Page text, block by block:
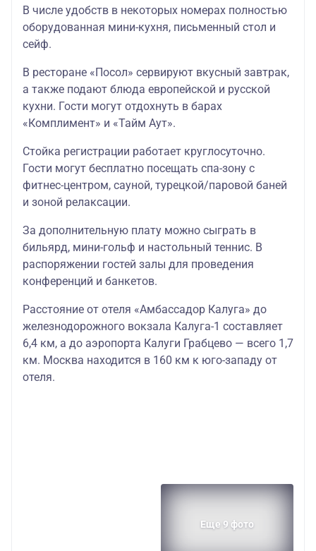
В числе удобств в некоторых номерах полностью
оборудованная мини-кухня, письменный стол и
сейф.
В ресторане «Посол» сервируют вкусный завтрак,
а также подают блюда европейской и русской
кухни. Гости могут отдохнуть в барах
«Комплимент» и «Тайм Аут».
Стойка регистрации работает круглосуточно.
Гости могут бесплатно посещать спа-зону с
фитнес-центром, сауной, турецкой/паровой баней
и зоной релаксации.
За дополнительную плату можно сыграть в
бильярд, мини-гольф и настольный теннис. В
распоряжении гостей залы для проведения
конференций и банкетов.
Расстояние от отеля «Амбассадор Калуга» до
железнодорожного вокзала Калуга-1 составляет
6,4 км, а до аэропорта Калуги Грабцево — всего 1,7
км. Москва находится в 160 км к юго-западу от
отеля.
Еще 9 фото